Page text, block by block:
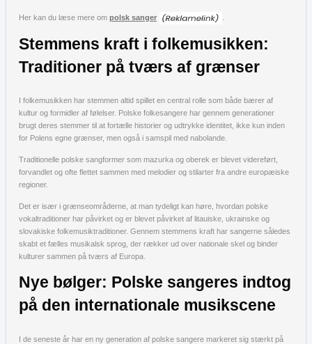
Her kan du læse mere om polsk sanger
Stemmens kraft i folkemusikken:
Traditioner på tværs af grænser
I folkemusikken har stemmen altid spillet en central rolle som både bærer af
kultur og formidler af følelser. Polske folkesangere har gennem generationer
brugt deres stemmer til at fortælle historier og udtrykke identitet, ikke kun inden
for Polens egne grænser, men også i samspil med nabolande.
Traditionelle polske sangformer som mazurka og oberek er blevet videreført,
forvandlet og ofte flettet sammen med melodier og stilarter fra andre europæiske
regioner.
Det er især i grænseområderne, at man tydeligt kan høre, hvordan polske
vokaltraditioner har påvirket og er blevet påvirket af litauiske, ukrainske og
slovakiske folkemusiktraditioner. Gennem stemmens kraft har sangerne således
skabt et fælles musikalsk sprog, der rækker ud over nationale skel og binder
kulturer sammen på tværs af Europa.
Nye bølger: Polske sangeres indtog
på den internationale musikscene
I de seneste år har en ny generation af polske sangere markeret sig stærkt på